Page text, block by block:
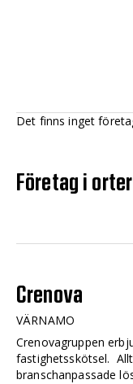
Det finns inget
Företag i
Crenova
VÄRNAMO
Crenovagruppen
fastighetsskötsel.
branschanpassade